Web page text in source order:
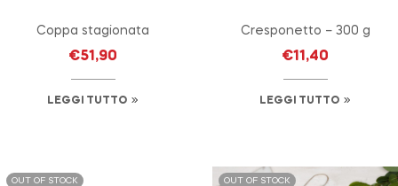
Coppa stagionata
€51,90
LEGGI TUTTO
Cresponetto – 300 g
€11,40
LEGGI TUTTO
OUT OF STOCK OUT OF STOCK